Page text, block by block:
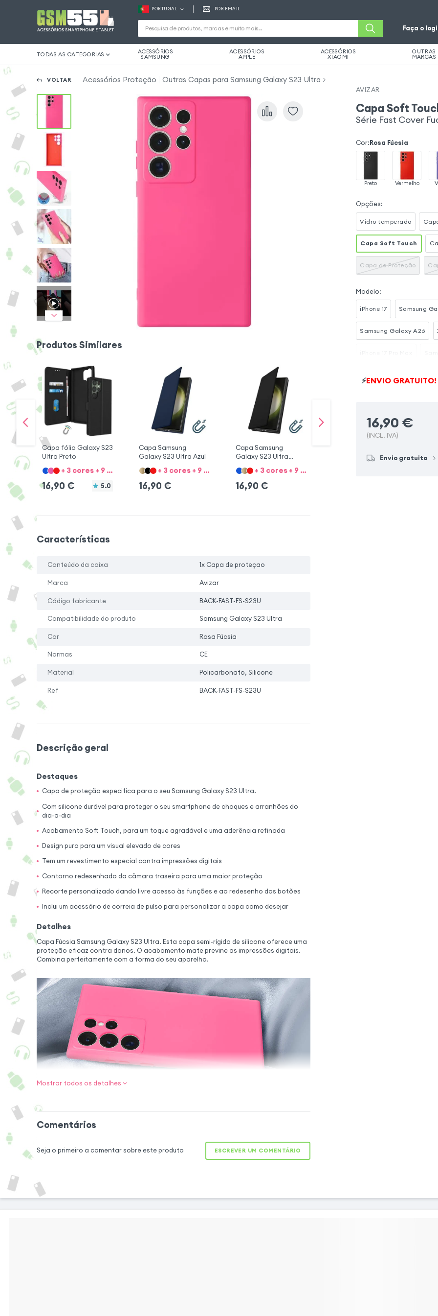
PORTUGAL POR EMAIL
Faça o
TODAS AS CATEGORIAS ACESSÓRIOS
SAMSUNG
ACESSÓRIOS
APPLE
ACESSÓRIOS
XIAOMI
OUTRAS
MARCAS
VOLTAR Acessórios Proteção Outras Capas para Samsung Galaxy S23 Ultra
Produtos Similares
Capa fólio Galaxy S23
Ultra Preto
+ 3 cores + 9 Opções
16,90 € 5.0
Capa Samsung
Galaxy S23 Ultra Azul
+ 3 cores + 9 Opções
16,90 €
Capa Samsung
Galaxy S23 Ultra
Preto
+ 3 cores + 9 Opções
16,90 €
Características
Conteúdo da caixa 1x Capa de proteçao
Marca Avizar
Código fabricante BACK-FAST-FS-S23U
Compatibilidade do produto Samsung Galaxy S23 Ultra
Cor Rosa Fúcsia
Normas CE
Material Policarbonato, Silicone
Ref BACK-FAST-FS-S23U
Descrição geral
Destaques
Capa de proteção especifica para o seu Samsung Galaxy S23 Ultra.
Com silicone durável para proteger o seu smartphone de choques e arranhões do
dia-a-dia
Acabamento Soft Touch, para um toque agradável e uma aderência refinada
Design puro para um visual elevado de cores
Tem um revestimento especial contra impressões digitais
Contorno redesenhado da câmara traseira para uma maior proteção
Recorte personalizado dando livre acesso às funções e ao redesenho dos botões
Inclui um acessório de correia de pulso para personalizar a capa como desejar
Detalhes
Capa Fúcsia Samsung Galaxy S23 Ultra. Esta capa semi-rígida de silicone oferece uma
proteção eficaz contra danos. O acabamento mate previne as impressões digitais.
Combina perfeitamente com a forma do seu aparelho.
resistente e durável, protegendo a parte de
macio e resistente a riscos. Macia e
Mostrar todos os detalhes
Comentários
Seja o primeiro a comentar sobre este produto ESCREVER UM COMENTÁRIO
AVIZAR
Capa Soft
Série Fast Cover
Cor:Rosa Fúcsia
Preto Vermelho
Opções:
Vidro temperado
Capa Soft Touch
Capa de Proteção
Modelo:
iPhone 17 Samsung
Samsung Galaxy A26
⚡ENVIO GRATUITO!
16,90 €
(INCL. IVA)
Envio gratuito